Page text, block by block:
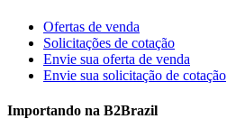
Ofertas de venda
Solicitações de cotação
Envie sua oferta de venda
Envie sua solicitação de cotação
Importando na B2Brazil